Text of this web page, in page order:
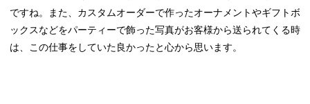
ですね。また、カスタムオーダーで作ったオーナメントやギフトボ
ックスなどをパーティーで飾った写真がお客様から送られてくる時
は、この仕事をしていた良かったと心から思います。